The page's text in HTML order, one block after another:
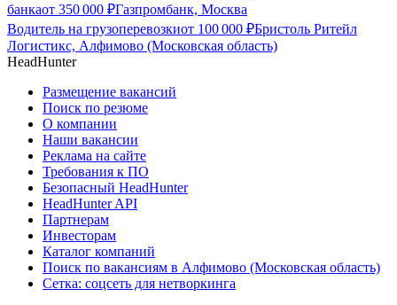
банкаот 350 000 ₽Газпромбанк, Москва
Водитель на грузоперевозкиот 100 000 ₽Бристоль Ритейл
Логистикс, Алфимово (Московская область)
HeadHunter
Размещение вакансий
Поиск по резюме
О компании
Наши вакансии
Реклама на сайте
Требования к ПО
Безопасный HeadHunter
HeadHunter API
Партнерам
Инвесторам
Каталог компаний
Поиск по вакансиям в Алфимово (Московская область)
Сетка: соцсеть для нетворкинга